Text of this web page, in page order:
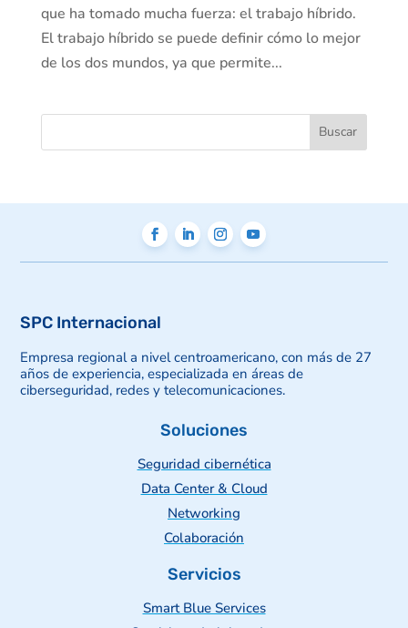
que ha tomado mucha fuerza: el trabajo híbrido.
El trabajo híbrido se puede definir cómo lo mejor
de los dos mundos, ya que permite...
SPC Internacional
Empresa regional a nivel centroamericano, con más de 27
años de experiencia, especializada en áreas de
ciberseguridad, redes y telecomunicaciones.
Soluciones
Seguridad cibernética
Data Center & Cloud
Networking
Colaboración
Servicios
Smart Blue Services